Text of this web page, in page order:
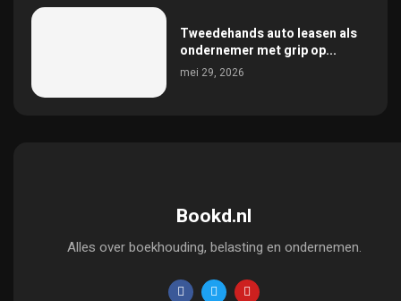
Tweedehands auto leasen als
ondernemer met grip op...
mei 29, 2026
Bookd.nl
Alles over boekhouding, belasting en ondernemen.